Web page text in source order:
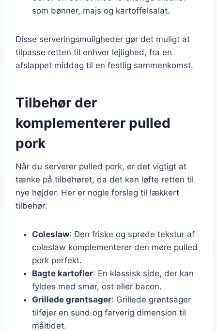
som bønner, majs og kartoffelsalat.
Disse serveringsmuligheder gør det muligt at
tilpasse retten til enhver lejlighed, fra en
afslappet middag til en festlig sammenkomst.
Tilbehør der
komplementerer pulled
pork
Når du serverer pulled pork, er det vigtigt at
tænke på tilbehøret, da det kan løfte retten til
nye højder. Her er nogle forslag til lækkert
tilbehør:
Coleslaw: Den friske og sprøde tekstur af
coleslaw komplementerer den møre pulled
pork perfekt.
Bagte kartofler: En klassisk side, der kan
fyldes med smør, ost eller bacon.
Grillede grøntsager: Grillede grøntsager
tilføjer en sund og farverig dimension til
måltidet.